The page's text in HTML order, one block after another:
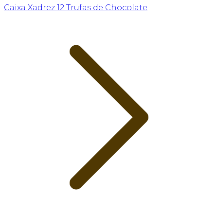
Caixa Xadrez 12 Trufas de Chocolate